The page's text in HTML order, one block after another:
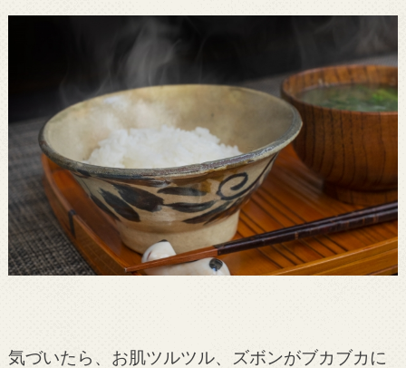
気づいたら、お肌ツルツル、ズボンがブカブカに